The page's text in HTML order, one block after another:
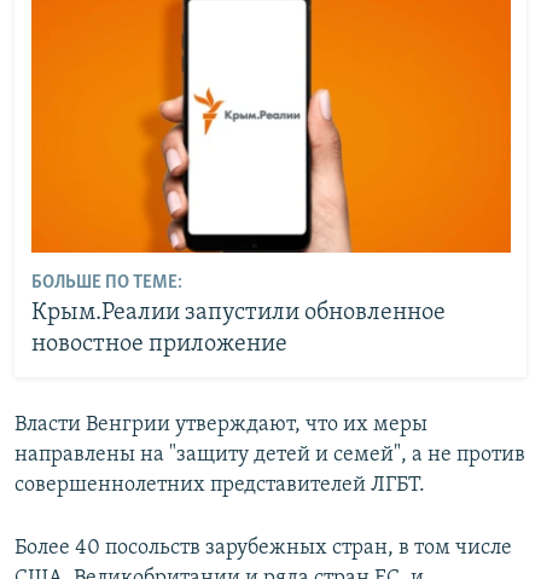
БОЛЬШЕ ПО ТЕМЕ:
Крым.Реалии запустили обновленное
новостное приложение
Власти Венгрии утверждают, что их меры
направлены на "защиту детей и семей", а не против
совершеннолетних представителей ЛГБТ.
Более 40 посольств зарубежных стран, в том числе